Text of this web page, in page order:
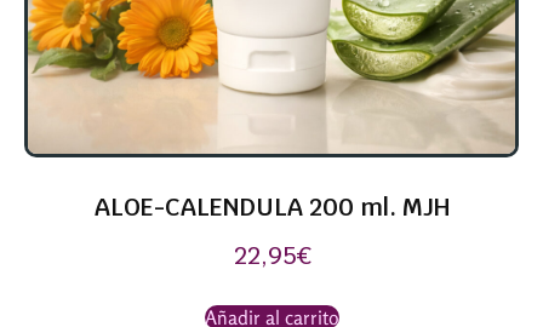
ALOE-CALENDULA 200 ml. MJH
22,95€
Añadir al carrito